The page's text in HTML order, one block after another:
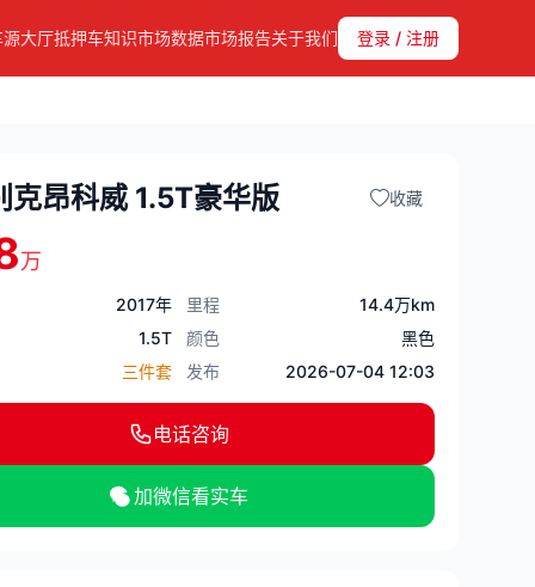
源大厅抵押车知识市场数据市场报告关于我们 登录 / 注册
克昂科威 1.5T豪华版 收藏
万
2017年 里程
14.4万km
1.5T
颜色
黑色
三件套
发布 2026-07-04 12:03
电话咨询
加微信看实车